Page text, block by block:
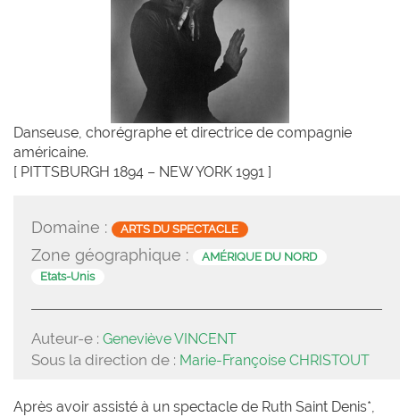
Danseuse, chorégraphe et directrice de compagnie
américaine.
[ PITTSBURGH 1894 – NEW YORK 1991 ]
Domaine : ARTS DU SPECTACLE
Zone géographique :
AMÉRIQUE DU NORD
Etats-Unis
Auteur-e : Geneviève VINCENT
Sous la direction de : Marie-Françoise CHRISTOUT
Après avoir assisté à un spectacle de Ruth Saint Denis*,